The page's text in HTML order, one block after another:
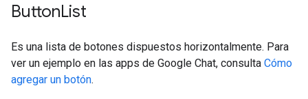
ButtonList
Es una lista de botones dispuestos horizontalmente. Para
ver un ejemplo en las apps de Google Chat, consulta Cómo
agregar un botón.